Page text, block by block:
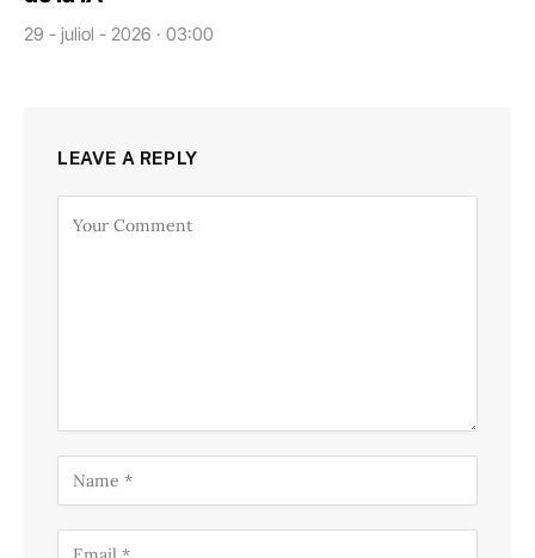
29 - juliol - 2026 · 03:00
LEAVE A REPLY